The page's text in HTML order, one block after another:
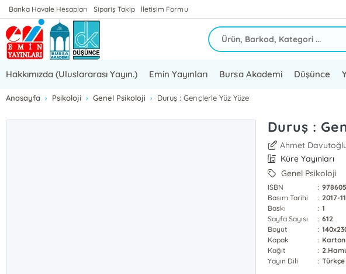
Banka Havale Hesapları Sipariş Takip İletişim Formu
Hakkımızda (Uluslararası Yayın.) Emin Yayınları Bursa Akademi Düşünce
Anasayfa Psikoloji Genel Psikoloji Duruş : Gençlerle Yüz Yüze
Duruş :
Ahmet
Küre Yayınları
Genel Psikoloji
ISBN :
Basım Tarihi
: 2017-11
Baskı
: 1
Sayfa Sayısı
: 612
Boyut
:
Kapak
: Karton
Kağıt
:
Yayın Dili
: Türkçe